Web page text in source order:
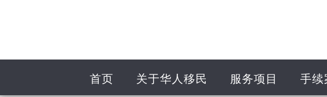
首页 关于华人移民 服务项目 手